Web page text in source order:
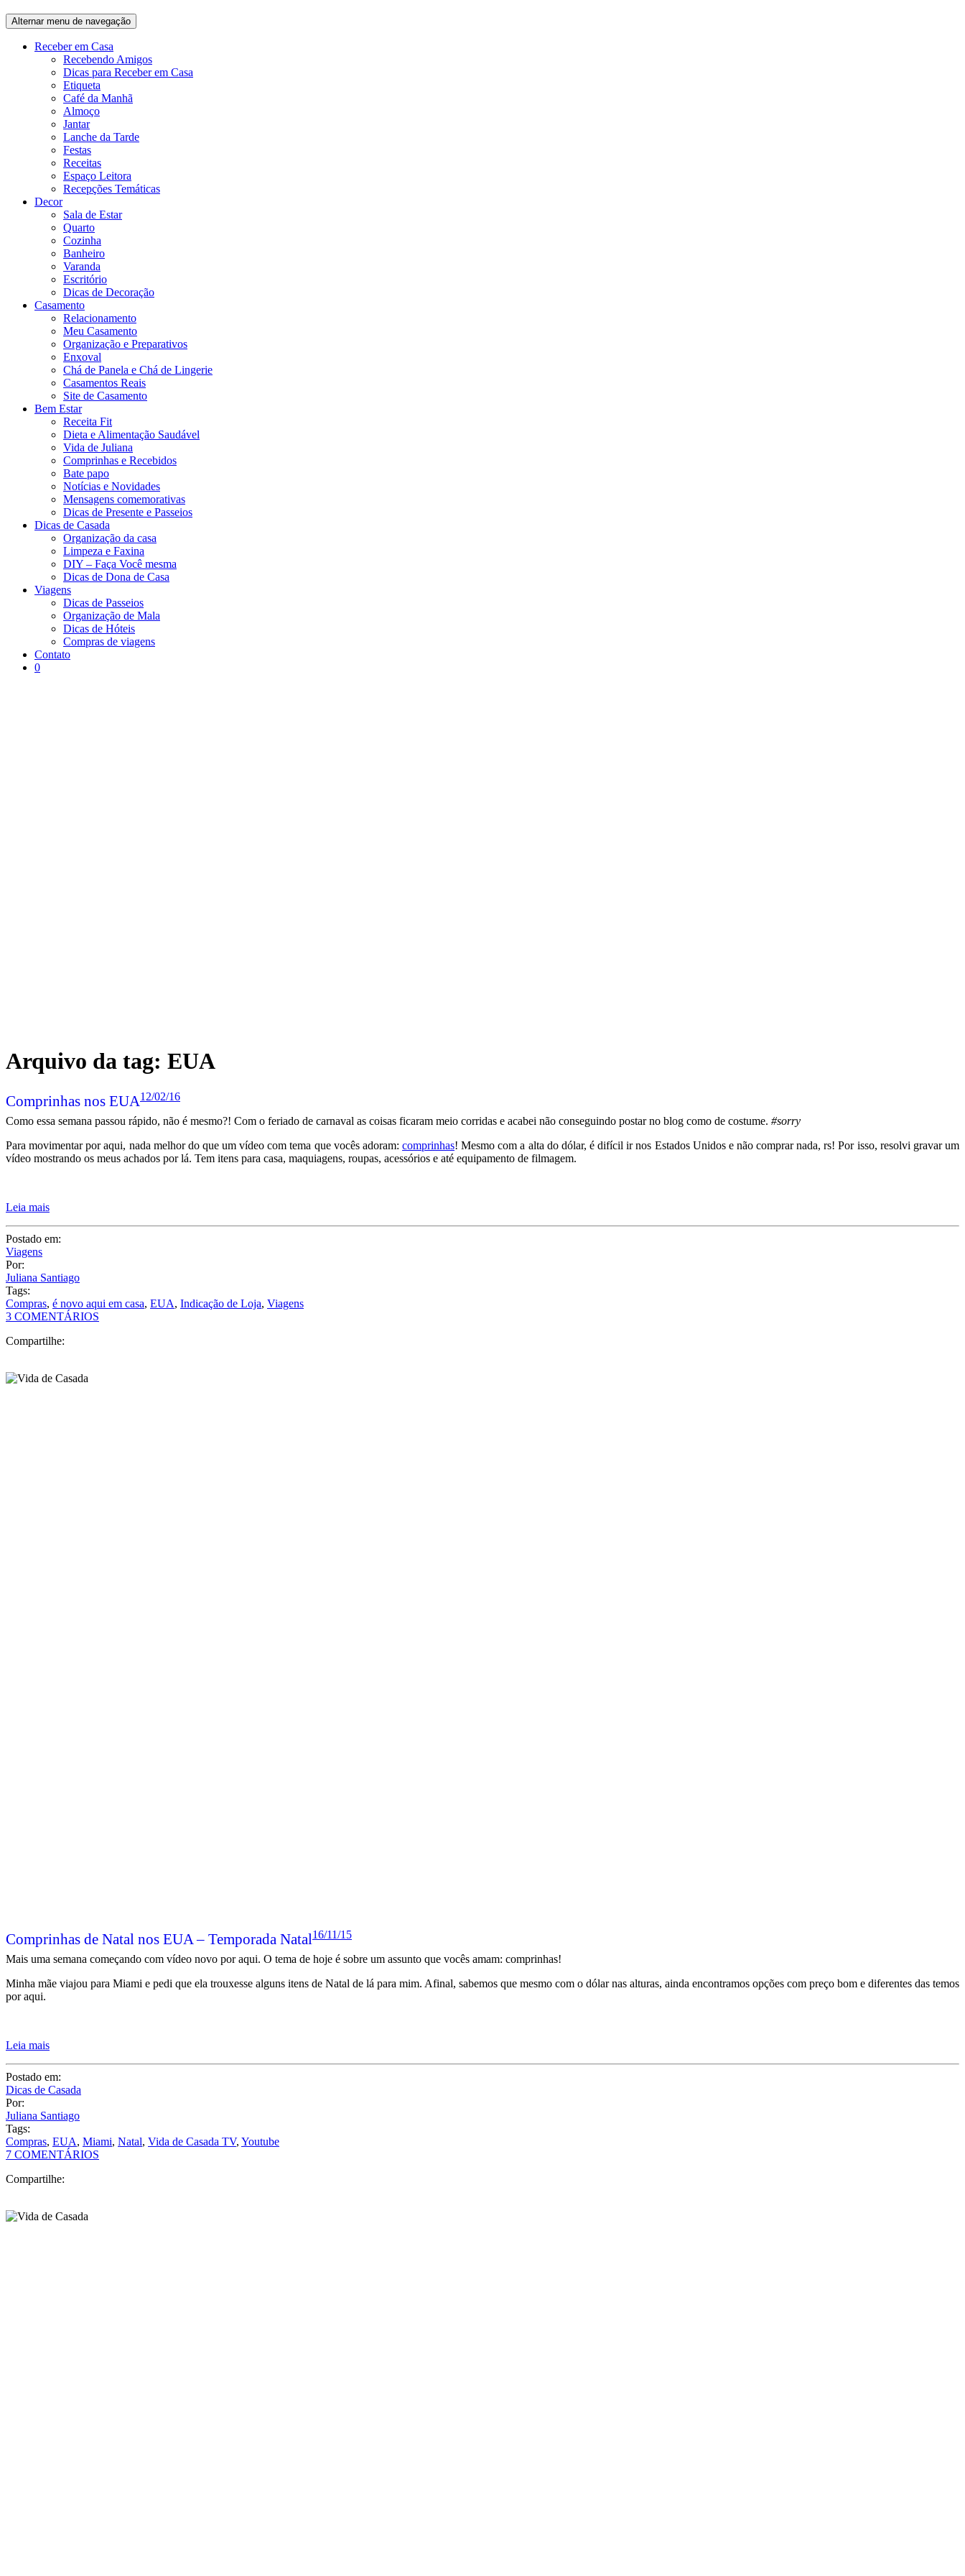
Alternar menu de navegação
Receber em Casa
Recebendo Amigos
Dicas para Receber em Casa
Etiqueta
Café da Manhã
Almoço
Jantar
Lanche da Tarde
Festas
Receitas
Espaço Leitora
Recepções Temáticas
Decor
Sala de Estar
Quarto
Cozinha
Banheiro
Varanda
Escritório
Dicas de Decoração
Casamento
Relacionamento
Meu Casamento
Organização e Preparativos
Enxoval
Chá de Panela e Chá de Lingerie
Casamentos Reais
Site de Casamento
Bem Estar
Receita Fit
Dieta e Alimentação Saudável
Vida de Juliana
Comprinhas e Recebidos
Bate papo
Notícias e Novidades
Mensagens comemorativas
Dicas de Presente e Passeios
Dicas de Casada
Organização da casa
Limpeza e Faxina
DIY – Faça Você mesma
Dicas de Dona de Casa
Viagens
Dicas de Passeios
Organização de Mala
Dicas de Hóteis
Compras de viagens
Contato
0
Arquivo da tag: EUA
Comprinhas nos EUA12/02/16
Como essa semana passou rápido, não é mesmo?! Com o feriado de carnaval as coisas ficaram meio corridas e acabei não conseguindo postar no blog como de costume. #sorry
Para movimentar por aqui, nada melhor do que um vídeo com tema que vocês adoram:comprinhas! Mesmo com a alta do dólar, é difícil ir nos Estados Unidos e não comprar nada, rs! Por isso, resolvi gravar um
vídeo mostrando os meus achados por lá. Tem itens para casa, maquiagens, roupas, acessórios e até equipamento de filmagem.
Leia mais
Postado em:
Viagens
Por:
Juliana Santiago
Tags:
Compras, é novo aqui em casa, EUA, Indicação de Loja, Viagens
3 COMENTÁRIOS
Compartilhe:
Comprinhas de Natal nos EUA – Temporada Natal16/11/15
Mais uma semana começando com vídeo novo por aqui. O tema de hoje é sobre um assunto que vocês amam: comprinhas!
Minha mãe viajou para Miami e pedi que ela trouxesse alguns itens de Natal de lá para mim. Afinal, sabemos que mesmo com o dólar nas alturas, ainda encontramos opções com preço bom e diferentes das temos
por aqui.
Leia mais
Postado em:
Dicas de Casada
Por:
Juliana Santiago
Tags:
Compras, EUA, Miami, Natal, Vida de Casada TV, Youtube
7 COMENTÁRIOS
Compartilhe: